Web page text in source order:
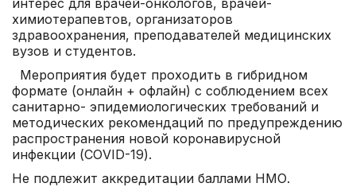
интерес для врачей-онкологов, врачей-
химиотерапевтов, организаторов
здравоохранения, преподавателей медицинских
вузов и студентов.
Мероприятия будет проходить в гибридном
формате (онлайн + офлайн) с соблюдением всех
санитарно- эпидемиологических требований и
методических рекомендаций по предупреждению
распространения новой коронавирусной
инфекции (СОVID-19).
Не подлежит аккредитации баллами НМО.